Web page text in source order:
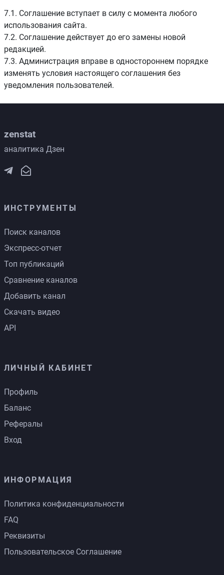
7.1. Соглашение вступает в силу с момента любого
использования сайта.
7.2. Соглашение действует до его замены новой
редакцией.
7.3. Администрация вправе в одностороннем порядке
изменять условия настоящего соглашения без
уведомления пользователей.
zenstat
аналитика Дзен
ИНСТРУМЕНТЫ
Поиск каналов
Экспресс-отчет
Топ публикаций
Сравнение каналов
Добавить канал
Скачать видео
API
ЛИЧНЫЙ КАБИНЕТ
Профиль
Баланс
Рефералы
Вход
ИНФОРМАЦИЯ
Политика конфиденциальности
FAQ
Реквизиты
Пользовательское Соглашение